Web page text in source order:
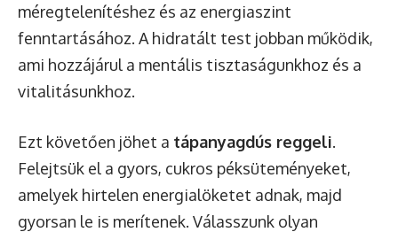
méregtelenítéshez és az energiaszint
fenntartásához. A hidratált test jobban működik,
ami hozzájárul a mentális tisztaságunkhoz és a
vitalitásunkhoz.
Ezt követően jöhet a tápanyagdús reggeli.
Felejtsük el a gyors, cukros péksüteményeket,
amelyek hirtelen energialöketet adnak, majd
gyorsan le is merítenek. Válasszunk olyan